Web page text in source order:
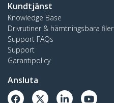
Kundtjänst
Knowledge Base
Drivrutiner & hämtningsbara filer
Support FAQs
Support
Garantipolicy
Ansluta